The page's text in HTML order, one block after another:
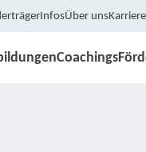
InfosÜber unsKarriere
Coachings